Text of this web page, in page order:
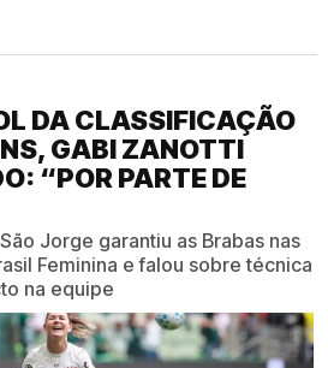
DA CLASSIFICAÇÃO
GABI ZANOTTI
“POR PARTE DE
Jorge garantiu as Brabas nas
Feminina e falou sobre técnica
na equipe